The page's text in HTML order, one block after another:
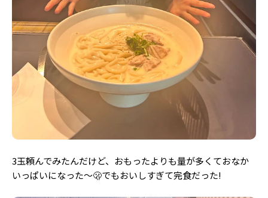
3玉頼んでみたんだけど、おもったよりも量が多くておなか
いっぱいになった〜🫢でもおいしすぎて完食だった!